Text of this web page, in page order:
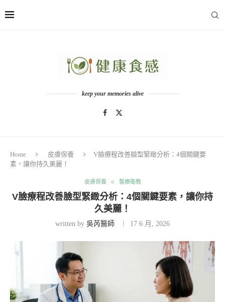
keep your memories alive
Home 皮膚保養
V臉療程改善臉型緊緻分析：4個關鍵要
素，讓你持久美麗！
皮膚保養 醫療衛教
V臉療程改善臉型緊緻分析：4個關鍵要素，讓你持
久美麗！
written by 吳芮醫師 17 6 月, 2026